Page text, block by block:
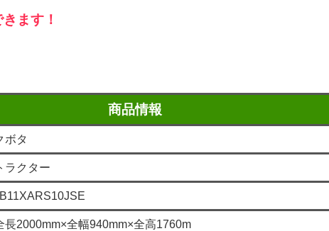
ます！
商品情報
ボタ
ラクター
長2000mm×全幅940mm×全高1760m